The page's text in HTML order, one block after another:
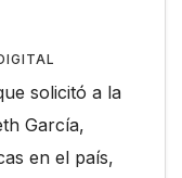
solicitó a la
García,
en el país,